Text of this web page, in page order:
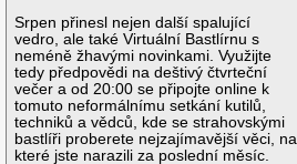
Srpen přinesl nejen další spalující
vedro, ale také Virtuální Bastlírnu s
neméně žhavými novinkami. Využijte
tedy předpovědi na deštivý čtvrteční
večer a od 20:00 se připojte online k
tomuto neformálnímu setkání kutilů,
techniků a vědců, kde se strahovskými
bastlíři proberete nejzajímavější věci, na
které jste narazili za poslední měsíc.